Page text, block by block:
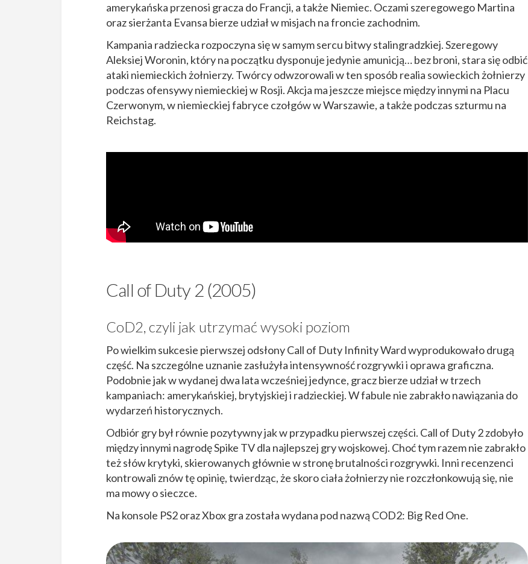
amerykańska przenosi gracza do Francji, a także Niemiec. Oczami szeregowego Martina
oraz sierżanta Evansa bierze udział w misjach na froncie zachodnim.
Kampania radziecka rozpoczyna się w samym sercu bitwy stalingradzkiej. Szeregowy
Aleksiej Woronin, który na początku dysponuje jedynie amunicją… bez broni, stara się odbić
ataki niemieckich żołnierzy. Twórcy odwzorowali w ten sposób realia sowieckich żołnierzy
podczas ofensywy niemieckiej w Rosji. Akcja ma jeszcze miejsce między innymi na Placu
Czerwonym, w niemieckiej fabryce czołgów w Warszawie, a także podczas szturmu na
Reichstag.
Call of Duty 2 (2005)
CoD2, czyli jak utrzymać wysoki poziom
Po wielkim sukcesie pierwszej odsłony Call of Duty Infinity Ward wyprodukowało drugą
część. Na szczególne uznanie zasłużyła intensywność rozgrywki i oprawa graficzna.
Podobnie jak w wydanej dwa lata wcześniej jedynce, gracz bierze udział w trzech
kampaniach: amerykańskiej, brytyjskiej i radzieckiej. W fabule nie zabrakło nawiązania do
wydarzeń historycznych.
Odbiór gry był równie pozytywny jak w przypadku pierwszej części. Call of Duty 2 zdobyło
między innymi nagrodę Spike TV dla najlepszej gry wojskowej. Choć tym razem nie zabrakło
też słów krytyki, skierowanych głównie w stronę brutalności rozgrywki. Inni recenzenci
kontrowali znów tę opinię, twierdząc, że skoro ciała żołnierzy nie rozczłonkowują się, nie
ma mowy o sieczce.
Na konsole PS2 oraz Xbox gra została wydana pod nazwą COD2: Big Red One.